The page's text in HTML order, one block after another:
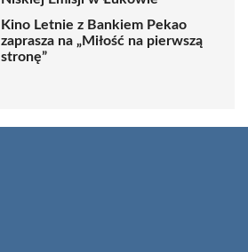
Kino Letnie z Bankiem Pekao
zaprasza na „Miłość na pierwszą
stronę”